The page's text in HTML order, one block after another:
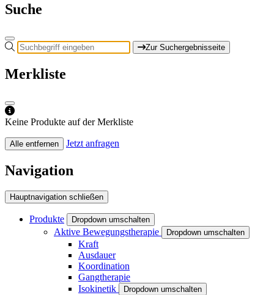
Suche
Zur Suchergebnisseite
Merkliste
Keine Produkte auf der Merkliste
Alle entfernen Jetzt anfragen
Navigation
Hauptnavigation schließen
Produkte Dropdown umschalten
Aktive Bewegungstherapie Dropdown umschalten
Kraft
Ausdauer
Koordination
Gangtherapie
Isokinetik
Dropdown umschalten